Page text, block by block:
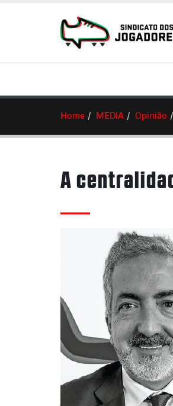
Home MEDIA Opinião
A